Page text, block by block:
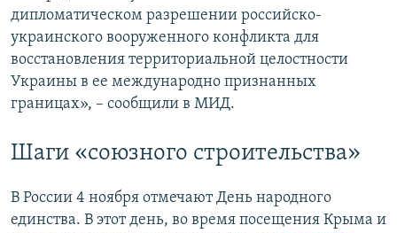
дипломатическом разрешении российско-
украинского вооруженного конфликта для
восстановления территориальной целостности
Украины в ее международно признанных
границах», – сообщили в МИД.
Шаги «союзного строительства»
В России 4 ноября отмечают День народного
единства. В этот день, во время посещения Крыма и